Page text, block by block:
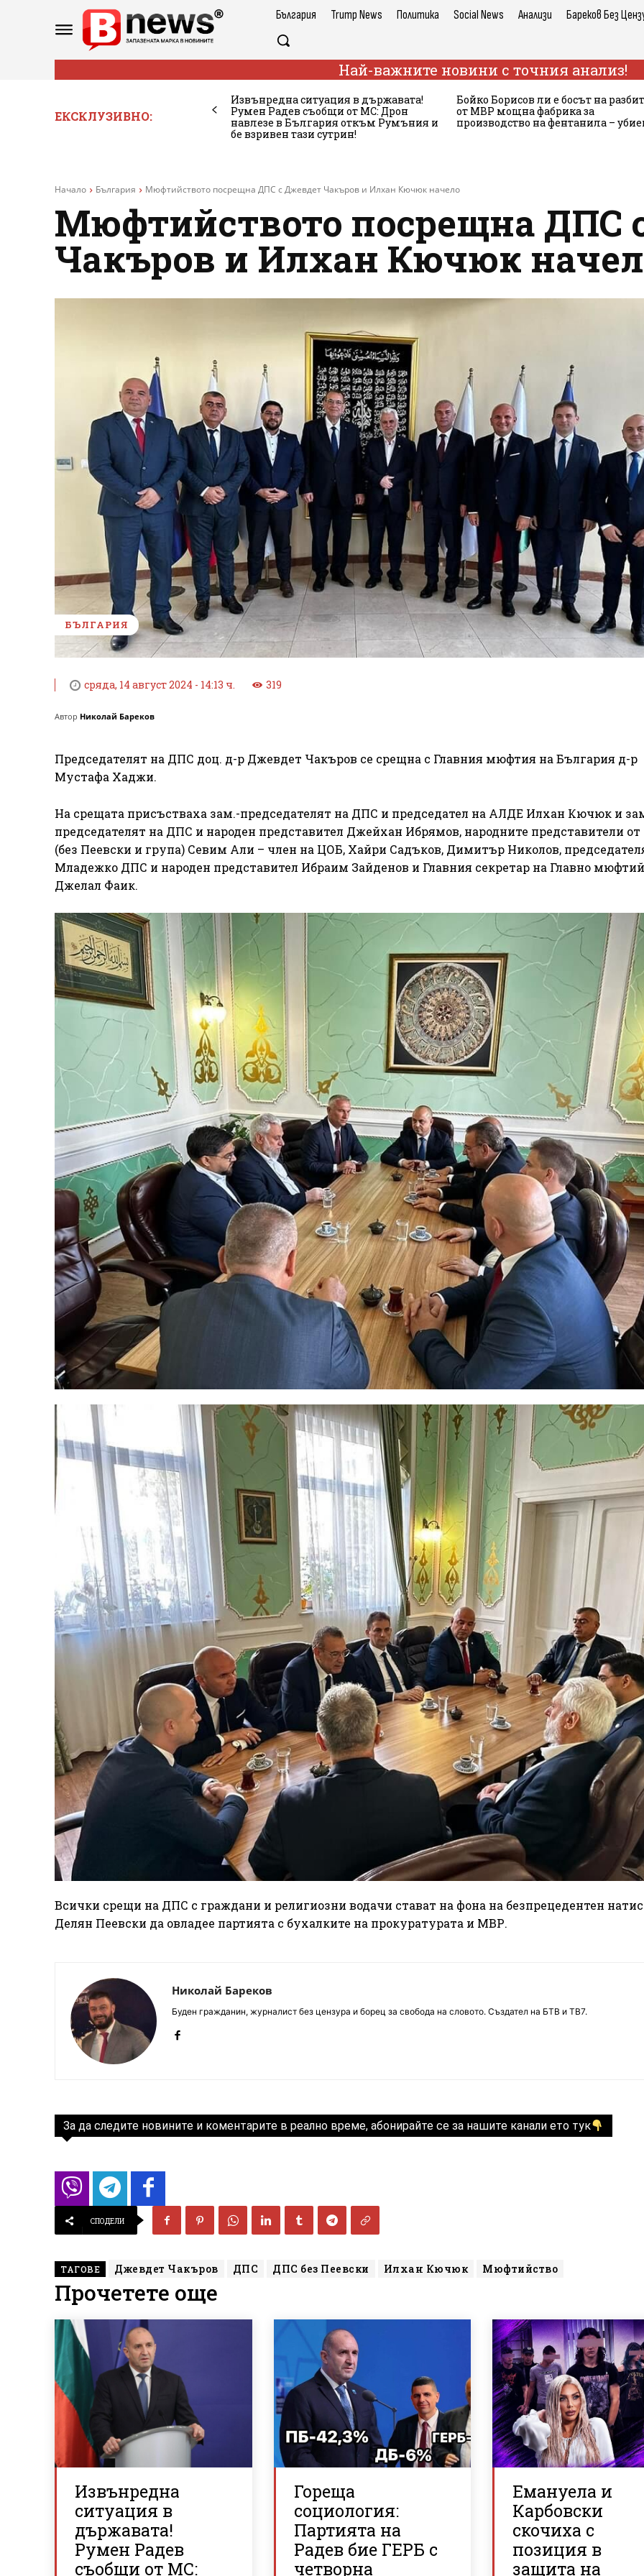
България Trump News Политика Social News Анализи Бареков Без
Най-важните новини с точния анализ!
ЕКСКЛУЗИВНО:
Извънредна ситуация в държавата!
Румен Радев съобщи от МС: Дрон
навлезе в България откъм Румъния и
бе взривен тази сутрин!
Бойко Борисов ли е босът на
от МВР мощна фабрика за
производство на фентанила –
Начало България Мюфтийството посрещна ДПС с Джевдет Чакъров и Илхан Кючюк начело
Мюфтийството посрещна ДПС
Чакъров и Илхан Кючюк
БЪЛГАРИЯ
сряда, 14 август 2024 - 14:13 ч. 319
Автор Николай Бареков
Председателят на ДПС доц. д-р Джевдет Чакъров се срещна с Главния мюфтия на България д-р
Мустафа Хаджи.
На срещата присъстваха зам.-председателят на ДПС и председател на АЛДЕ Илхан Кючюк и
председателят на ДПС и народен представител Джейхан Ибрямов, народните представители
(без Пеевски и група) Севим Али – член на ЦОБ, Хайри Садъков, Димитър Николов,
Младежко ДПС и народен представител Ибраим Зайденов и Главния секретар на Главно
Джелал Фаик.
Всички срещи на ДПС с граждани и религиозни водачи стават на фона на безпрецедентен
Делян Пеевски да овладее партията с бухалките на прокуратурата и МВР.
Николай Бареков
Буден гражданин, журналист без цензура и борец за свобода на словото. Създател на БТВ и ТВ7.
За да следите новините и коментарите в реално време, абонирайте се за нашите канали ето тук
СПОДЕЛИ
ТАГОВЕ Джевдет Чакъров ДПС ДПС без Пеевски Илхан Кючюк Мюфтийство
Прочетете още
Извънредна
ситуация в
държавата!
Румен Радев
съобщи от МС:
Гореща
социология:
Партията на
Радев бие ГЕРБ с
четворна
Емануела и
Карбовски
скочиха с
позиция в
защита на